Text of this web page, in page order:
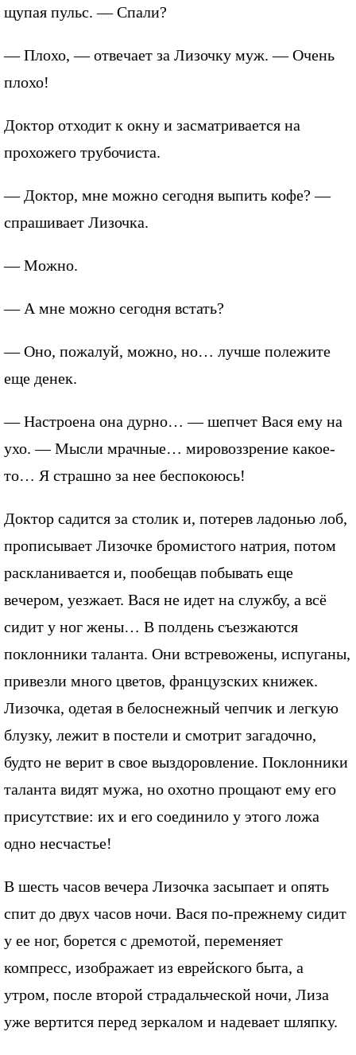
щупая пульс. — Спали?
— Плохо, — отвечает за Лизочку муж. — Очень
плохо!
Доктор отходит к окну и засматривается на
прохожего трубочиста.
— Доктор, мне можно сегодня выпить кофе? —
спрашивает Лизочка.
— Можно.
— А мне можно сегодня встать?
— Оно, пожалуй, можно, но… лучше полежите
еще денек.
— Настроена она дурно… — шепчет Вася ему на
ухо. — Мысли мрачные… мировоззрение какое-
то… Я страшно за нее беспокоюсь!
Доктор садится за столик и, потерев ладонью лоб,
прописывает Лизочке бромистого натрия, потом
раскланивается и, пообещав побывать еще
вечером, уезжает. Вася не идет на службу, а всё
сидит у ног жены… В полдень съезжаются
поклонники таланта. Они встревожены, испуганы,
привезли много цветов, французских книжек.
Лизочка, одетая в белоснежный чепчик и легкую
блузку, лежит в постели и смотрит загадочно,
будто не верит в свое выздоровление. Поклонники
таланта видят мужа, но охотно прощают ему его
присутствие: их и его соединило у этого ложа
одно несчастье!
В шесть часов вечера Лизочка засыпает и опять
спит до двух часов ночи. Вася по-прежнему сидит
у ее ног, борется с дремотой, переменяет
компресс, изображает из еврейского быта, а
утром, после второй страдальческой ночи, Лиза
уже вертится перед зеркалом и надевает шляпку.